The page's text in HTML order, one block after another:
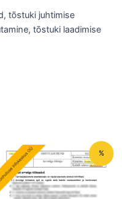
tõstuki juhtimise
tõstuki laadimise
%
Algne
hind
oli:
49,00 €.
Praegune
hind
on:
29,40 €.